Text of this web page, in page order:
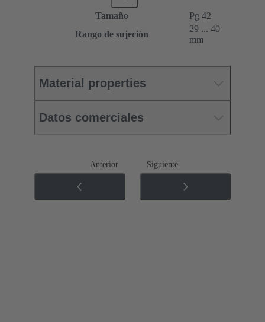
Tamaño
Pg 42
Rango de sujeción
29 ... 40
mm
Material properties
Datos comerciales
Anterior Siguiente